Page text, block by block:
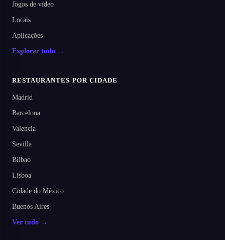
Jogos de vídeo
Locais
Aplicações
Explorar tudo →
RESTAURANTES POR CIDADE
Madrid
Barcelona
Valencia
Sevilla
Bilbao
Lisboa
Cidade do México
Buenos Aires
Ver tudo →